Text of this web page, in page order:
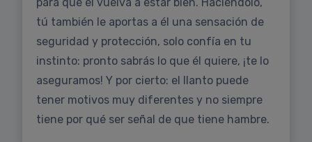
tú también le aportas a él una sensación de
seguridad y protección, solo confía en tu
instinto: pronto sabrás lo que él quiere, ¡te lo
aseguramos! Y por cierto: el llanto puede
tener motivos muy diferentes y no siempre
tiene por qué ser señal de que tiene hambre.